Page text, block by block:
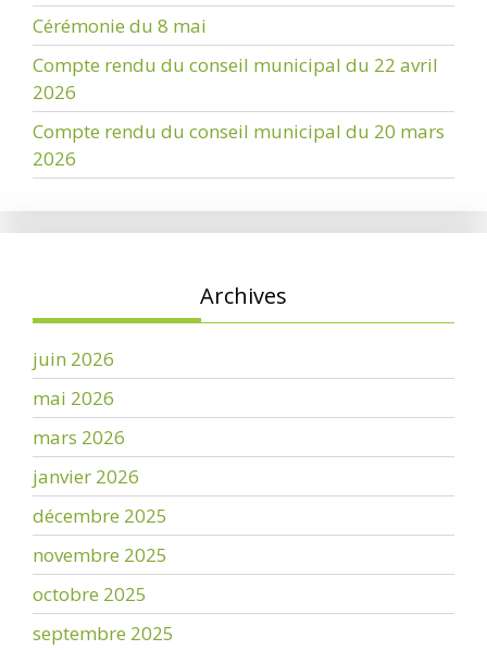
Cérémonie du 8 mai
Compte rendu du conseil municipal du 22 avril
2026
Compte rendu du conseil municipal du 20 mars
2026
Archives
juin 2026
mai 2026
mars 2026
janvier 2026
décembre 2025
novembre 2025
octobre 2025
septembre 2025